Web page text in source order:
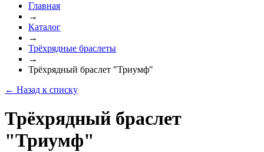
Главная
→
Каталог
→
Трёхрядные браслеты
→
Трёхрядный браслет "Триумф"
← Назад к списку
Трёхрядный браслет
"Триумф"